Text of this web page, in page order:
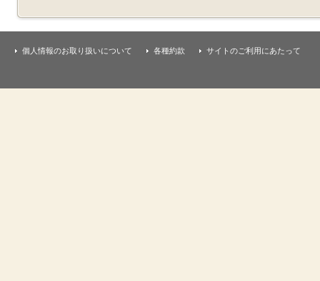
個人情報のお取り扱いについて 各種約款 サイトのご利用にあたって